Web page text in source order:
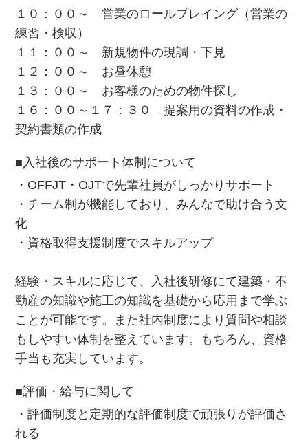
１０：００～ 営業のロールプレイング（営業の
練習・検収）
１１：００～ 新規物件の現調・下見
１２：００～ お昼休憩
１３：００～ お客様のための物件探し
１６：００～１７：３０ 提案用の資料の作成・
契約書類の作成
■入社後のサポート体制について
・OFFJT・OJTで先輩社員がしっかりサポート
・チーム制が機能しており、みんなで助け合う文
化
・資格取得支援制度でスキルアップ
経験・スキルに応じて、入社後研修にて建築・不
動産の知識や施工の知識を基礎から応用まで学ぶ
ことが可能です。また社内制度により質問や相談
もしやすい体制を整えています。もちろん、資格
手当も充実しています。
■評価・給与に関して
・評価制度と定期的な評価制度で頑張りが評価さ
れる